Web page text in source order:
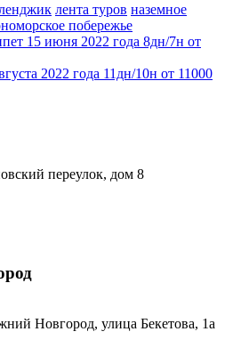
лента туров наземное
побережье
15 июня 2022 года 8дн/7н от
2022 года 11дн/10н от 11000
переулок, дом 8
Новгород, улица Бекетова, 1а